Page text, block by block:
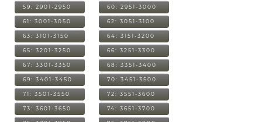
59: 2901-2950 60: 2951-3000
61: 3001-3050 62: 3051-3100
63: 3101-3150 64: 3151-3200
65: 3201-3250 66: 3251-3300
67: 3301-3350 68: 3351-3400
69: 3401-3450 70: 3451-3500
71: 3501-3550 72: 3551-3600
73: 3601-3650 74: 3651-3700